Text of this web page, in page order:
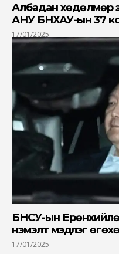
Албадан хөдөлмөр
АНУ БНХАУ-ын 37
17/01/2025
БНСУ-ын
нэмэлт мэдүүлэг
17/01/2025